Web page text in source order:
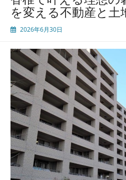
来
切
拓
く
理
想
の
不
産
選
び
を変える不動産と土
2026年6月30日